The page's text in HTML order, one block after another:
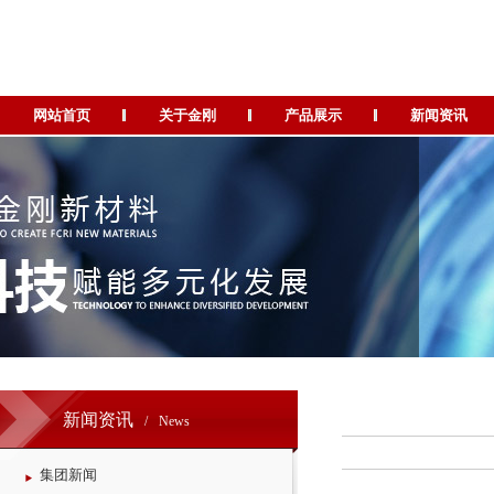
网站首页 关于金刚 产品展示 新闻资讯
新闻资讯 / News
集团新闻